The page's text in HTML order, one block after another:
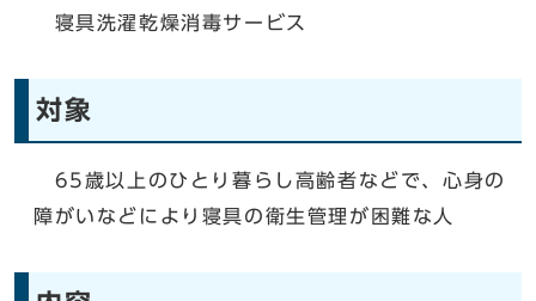
寝具洗濯乾燥消毒サービス
対象
65歳以上のひとり暮らし高齢者などで、心身の
障がいなどにより寝具の衛生管理が困難な人